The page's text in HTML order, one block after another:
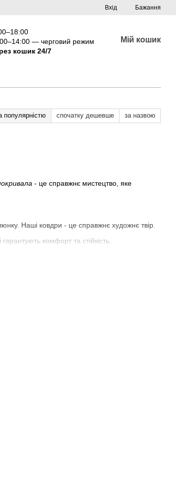
Вхід Бажання
— черговий режим
кошик 24/7
Мій кошик
популярністю спочатку дешевше за назвою
- це справжнє мистецтво, яке
Наші ковдри - це справжнє художнє твір.
гарантують комфорт та стійкість.